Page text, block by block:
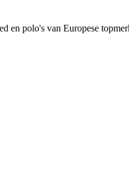
en polo's van Europese